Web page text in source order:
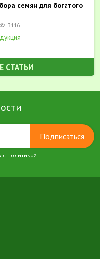
семян для богатого
3116
СТАТЬИ
Подписаться
с политикой